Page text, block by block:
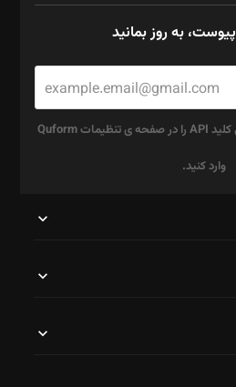
به روز بمانید
برای استفاده از ریکپچا بایستی کلید API را در صفحه ی تنظیمات Quform
وارد کنید.